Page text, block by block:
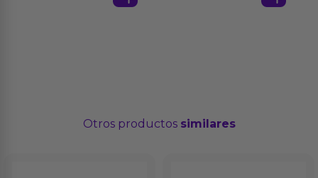
Otros productos similares